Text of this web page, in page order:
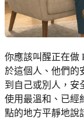
你應該叫醒正在做
於這個人、他們的
到自己或別人，安
使用最溫和、已經
點的地方平靜地說